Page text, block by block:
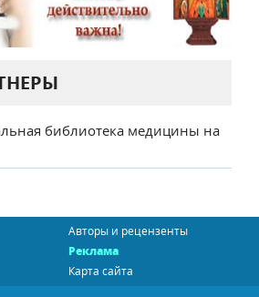
библиотека медицины на
Авторы и рецензенты
Реклама
Карта сайта